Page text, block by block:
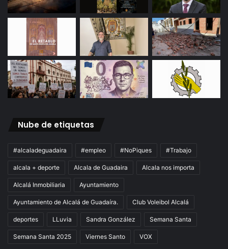
Nube de etiquetas
#alcaladeguadaira #empleo #NoPiques #Trabajo
alcala + deporte Alcala de Guadaira Alcala nos importa
Alcalá Inmobiliaria Ayuntamiento
Ayuntamiento de Alcalá de Guadaíra. Club Voleibol Alcalá
deportes LLuvia Sandra González Semana Santa
Semana Santa 2025 Viernes Santo VOX